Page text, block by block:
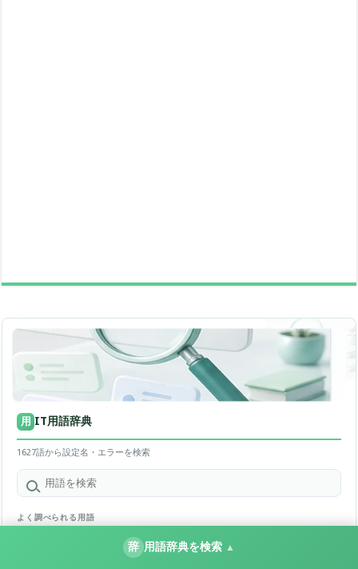
用 IT用語辞典
1627語から設定名・エラーを検索
よく調べられる用語
辞 用語辞典を検索 ▲